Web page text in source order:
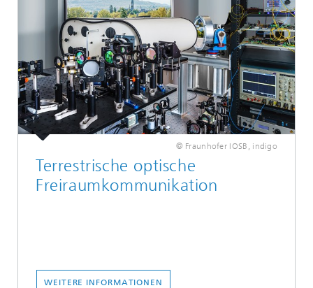
© Fraunhofer IOSB, indigo
Terrestrische optische
Freiraumkommunikation
WEITERE INFORMATIONEN